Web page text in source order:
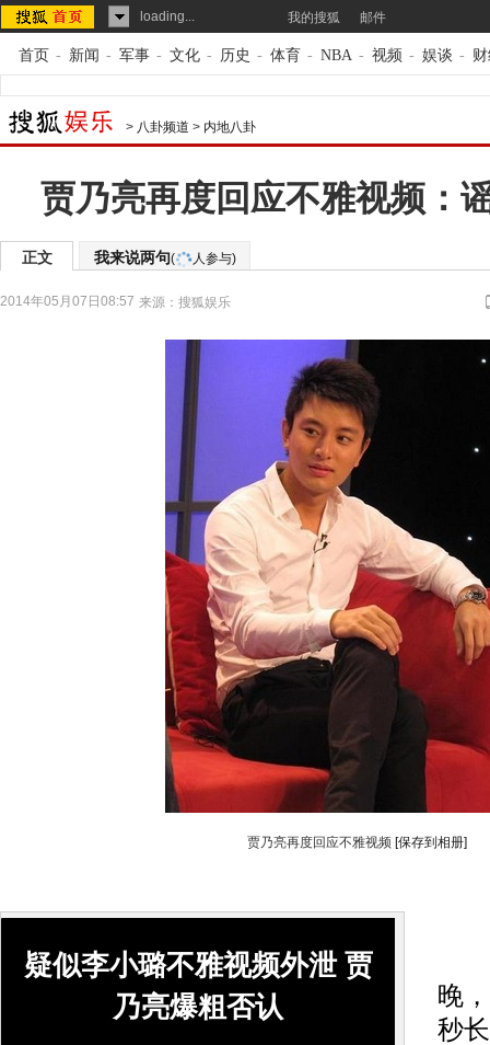
loading... 我的搜狐 邮件
首页 - 新闻 - 军事 - 文化 - 历史 - 体育 - NBA - 视频 - 娱谈 -
> 八卦频道 > 内地八卦
贾乃亮再度回应不雅视频：
正文 我来说两句( 人参与)
2014年05月07日08:57 来源： 搜狐娱乐
贾乃亮再度回应不雅视频 [保存到相册]
疑似李小璐不雅视频外泄 贾
乃亮爆粗否认
晚
秒